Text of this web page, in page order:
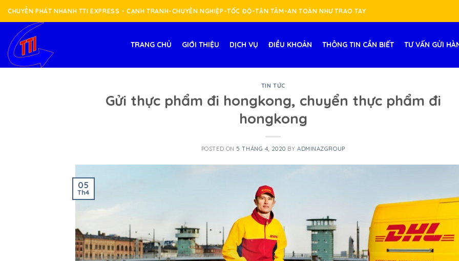
Skip
content
CHUYỂN PHÁT NHANH TTI EXPRESS - CẠNH TRANH-CHUYÊN NGHIỆP-TỐC ĐỘ-TẬN TÂM-AN TOÀN NHƯ TRAO TAY
TRANG CHỦ GIỚI THIỆU DỊCH VỤ ĐIỀU KHOẢN THÔNG TIN CẦN BIẾT TƯ VẤN GỬI
TIN TỨC
Gửi thực phẩm đi hongkong, chuyển thực phẩm đi
hongkong
POSTED ON 5 THÁNG 4, 2020 BYADMINAZGROUP
05
Th4